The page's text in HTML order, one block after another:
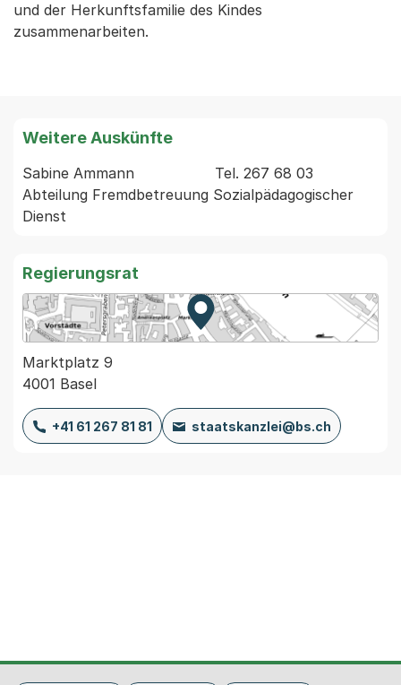
und der Herkunftsfamilie des Kindes
zusammenarbeiten.
Weitere Auskünfte
Sabine Ammann                  Tel. 267 68 03
Abteilung Fremdbetreuung Sozialpädagogischer
Regierungsrat
Zur Karte von MapBS.
Externer Link, wird in einem
Marktplatz 9
4001 Basel
+41 61 267 81 81 staatskanzlei@bs.ch